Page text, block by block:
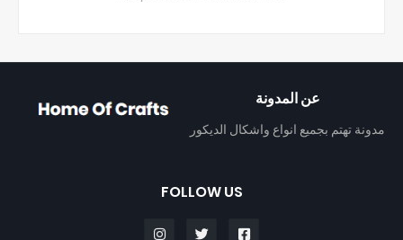
عن المدونة
مدونة تهتم بجميع انواع واشكال الديكور
FOLLOW US